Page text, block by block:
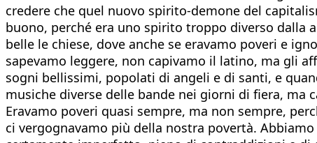
credere che quel nuovo spirito-demone del
buono, perché era uno spirito troppo diverso dalla
belle le chiese, dove anche se eravamo poveri e
sapevamo leggere, non capivamo il latino, ma gli
sogni bellissimi, popolati di angeli e di santi, e
musiche diverse delle bande nei giorni di fiera, ma
Eravamo poveri quasi sempre, ma non sempre,
ci vergognavamo più della nostra povertà.